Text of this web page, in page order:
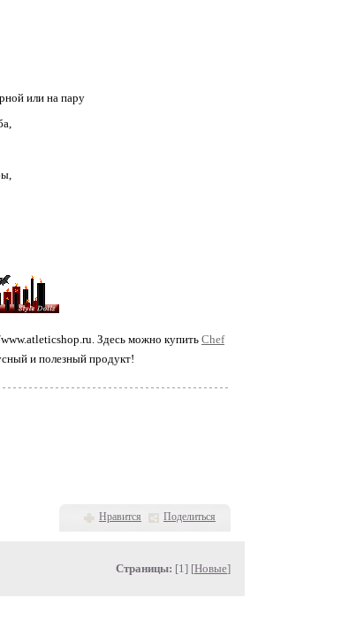
или на пару
Здесь можно купитьChef
и полезный продукт!
Нравится Поделиться
Страницы: [1] [Новые]